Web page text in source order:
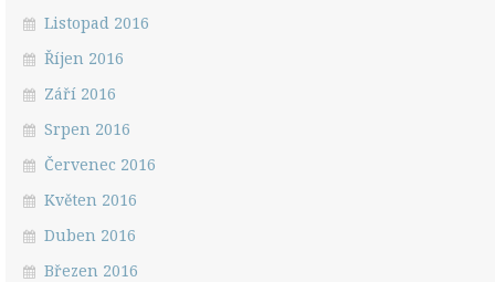
Listopad 2016
Říjen 2016
Září 2016
Srpen 2016
Červenec 2016
Květen 2016
Duben 2016
Březen 2016